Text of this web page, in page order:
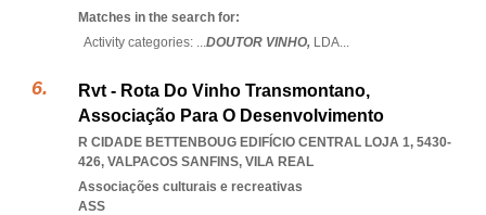
Matches in the search for:
Activity categories: ...DOUTOR VINHO, LDA...
Rvt - Rota Do Vinho Transmontano,
Associação Para O Desenvolvimento
R CIDADE BETTENBOUG EDIFÍCIO CENTRAL LOJA 1, 5430-
426, VALPACOS SANFINS, VILA REAL
Associações culturais e recreativas
ASS